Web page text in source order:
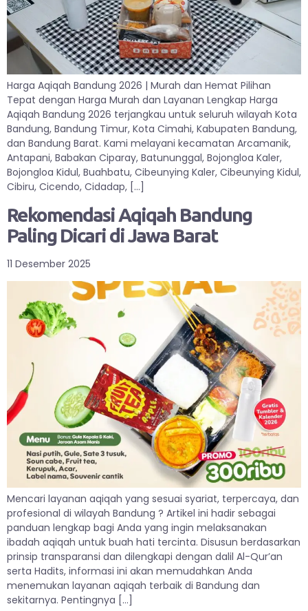
Harga Aqiqah Bandung 2026 | Murah dan Hemat Pilihan
Tepat dengan Harga Murah dan Layanan Lengkap Harga
Aqiqah Bandung 2026 terjangkau untuk seluruh wilayah Kota
Bandung, Bandung Timur, Kota Cimahi, Kabupaten Bandung,
dan Bandung Barat. Kami melayani kecamatan Arcamanik,
Antapani, Babakan Ciparay, Batununggal, Bojongloa Kaler,
Bojongloa Kidul, Buahbatu, Cibeunying Kaler, Cibeunying Kidul,
Cibiru, Cicendo, Cidadap, […]
Rekomendasi Aqiqah Bandung
Paling Dicari di Jawa Barat
11 Desember 2025
Mencari layanan aqiqah yang sesuai syariat, terpercaya, dan
profesional di wilayah Bandung ? Artikel ini hadir sebagai
panduan lengkap bagi Anda yang ingin melaksanakan
ibadah aqiqah untuk buah hati tercinta. Disusun berdasarkan
prinsip transparansi dan dilengkapi dengan dalil Al-Qur’an
serta Hadits, informasi ini akan memudahkan Anda
menemukan layanan aqiqah terbaik di Bandung dan
sekitarnya. Pentingnya […]